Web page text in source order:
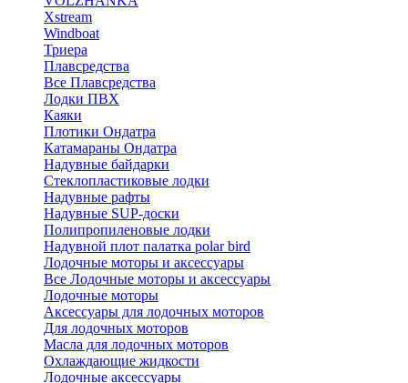
Xstream
Windboat
Триера
Плавсредства
Все Плавсредства
Лодки ПВХ
Каяки
Плотики Ондатра
Катамараны Ондатра
Надувные байдарки
Стеклопластиковые лодки
Надувные рафты
Надувные SUP-доски
Полипропиленовые лодки
Надувной плот палатка polar bird
Лодочные моторы и аксессуары
Все Лодочные моторы и аксессуары
Лодочные моторы
Аксессуары для лодочных моторов
Для лодочных моторов
Масла для лодочных моторов
Охлаждающие жидкости
Лодочные аксессуары